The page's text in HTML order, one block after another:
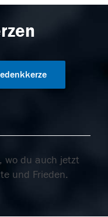
wo du auch jetzt
und Frieden.